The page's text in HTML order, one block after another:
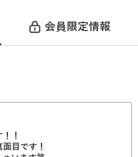
会員限定情報
！
目です！